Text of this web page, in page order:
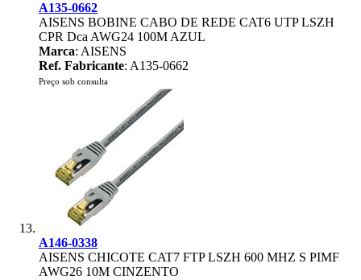
A135-0662
AISENS BOBINE CABO DE REDE CAT6 UTP LSZH
CPR Dca AWG24 100M AZUL
Marca: AISENS
Ref. Fabricante: A135-0662
Preço sob consulta
A146-0338
AISENS CHICOTE CAT7 FTP LSZH 600 MHZ S PIMF
AWG26 10M CINZENTO